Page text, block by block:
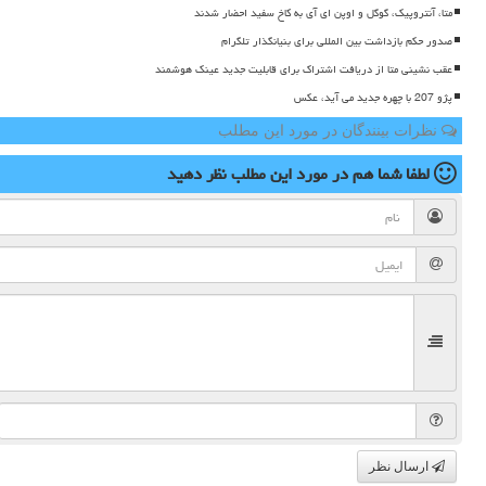
متا، آنتروپیک، گوگل و اوپن ای آی به کاخ سفید احضار شدند
صدور حکم بازداشت بین المللی برای بنیانگذار تلگرام
عقب نشینی متا از دریافت اشتراک برای قابلیت جدید عینک هوشمند
پژو 207 با چهره جدید می آید، عکس
نظرات بینندگان در مورد این مطلب
لطفا شما همدر مورد این مطلبنظر دهید
ارسال نظر